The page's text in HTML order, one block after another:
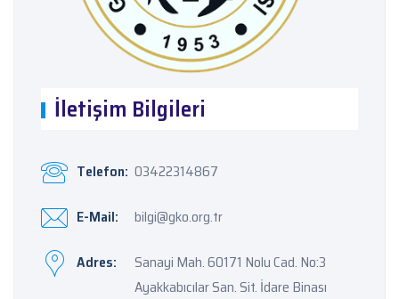
İletişim Bilgileri
Telefon: 03422314867
E-Mail: bilgi@gko.org.tr
Adres:
Sanayi Mah. 60171 Nolu Cad. No:3
Ayakkabıcılar San. Sit. İdare Binası